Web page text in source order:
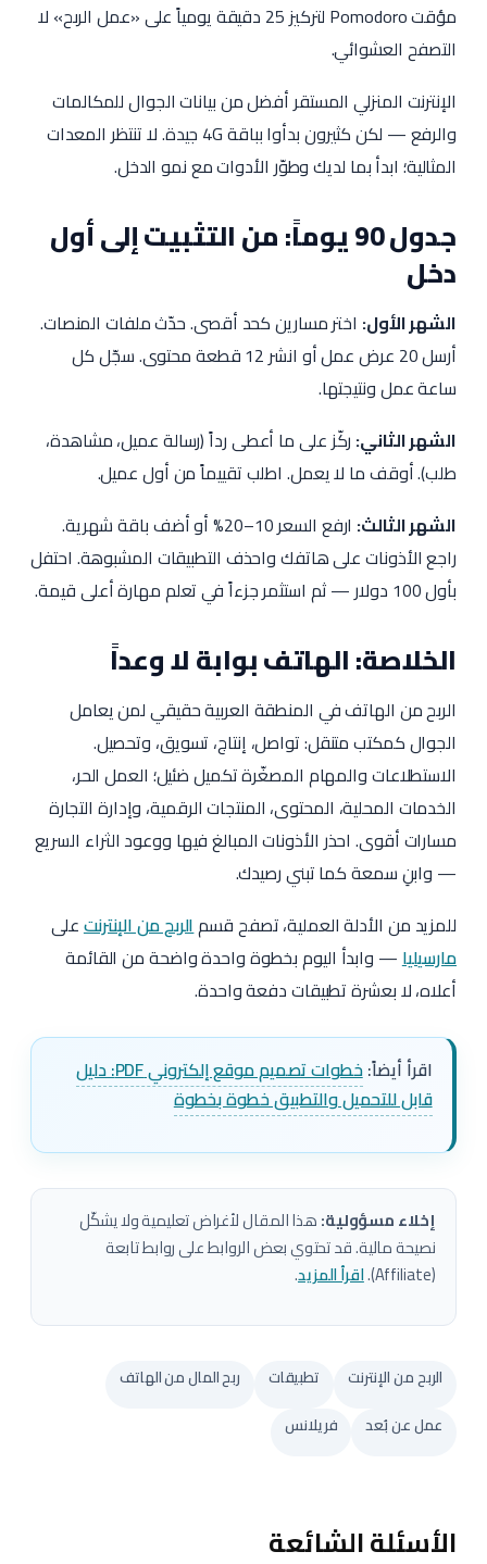
مؤقت Pomodoro لتركيز 25 دقيقة يومياً على «عمل الربح» لا
التصفح العشوائي.
الإنترنت المنزلي المستقر أفضل من بيانات الجوال للمكالمات
والرفع — لكن كثيرون بدأوا بباقة 4G جيدة. لا تنتظر المعدات
المثالية؛ ابدأ بما لديك وطوّر الأدوات مع نمو الدخل.
جدول 90 يوماً: من التثبيت إلى أول
دخل
الشهر الأول: اختر مسارين كحد أقصى. حدّث ملفات المنصات.
أرسل 20 عرض عمل أو انشر 12 قطعة محتوى. سجّل كل
ساعة عمل ونتيجتها.
الشهر الثاني: ركّز على ما أعطى رداً (رسالة عميل، مشاهدة،
طلب). أوقف ما لا يعمل. اطلب تقييماً من أول عميل.
الشهر الثالث:
ارفع السعر 10–20% أو أضف باقة شهرية.
راجع الأذونات على هاتفك واحذف التطبيقات المشبوهة. احتفل
بأول 100 دولار — ثم استثمر جزءاً في تعلم مهارة أعلى قيمة.
الخلاصة: الهاتف بوابة لا وعداً
الربح من الهاتف في المنطقة العربية حقيقي لمن يعامل
الجوال كمكتب متنقل: تواصل، إنتاج، تسويق، وتحصيل.
الاستطلاعات والمهام المصغّرة تكميل ضئيل؛ العمل الحر،
الخدمات المحلية، المحتوى، المنتجات الرقمية، وإدارة التجارة
مسارات أقوى. احذر الأذونات المبالغ فيها ووعود الثراء السريع
— وابنِ سمعة كما تبني رصيدك.
للمزيد من الأدلة العملية، تصفح قسمالربح من الإنترنتعلى
مارسيليا— وابدأ اليوم بخطوة واحدة واضحة من القائمة
أعلاه، لا بعشرة تطبيقات دفعة واحدة.
اقرأ أيضاً:
خطوات تصميم موقع إلكتروني PDF: دليل
قابل للتحميل والتطبيق خطوة بخطوة
إخلاء مسؤولية:هذا المقال لأغراض تعليمية ولا يشكّل
نصيحة مالية. قد تحتوي بعض الروابط على روابط تابعة
(Affiliate).
اقرأ المزيد.
الربح من الإنترنت تطبيقات
ربح المال من الهاتف
عمل عن بُعد
فريلانس
الأسئلة الشائعة